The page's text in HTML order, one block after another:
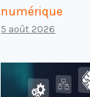
numérique
5 août 2026